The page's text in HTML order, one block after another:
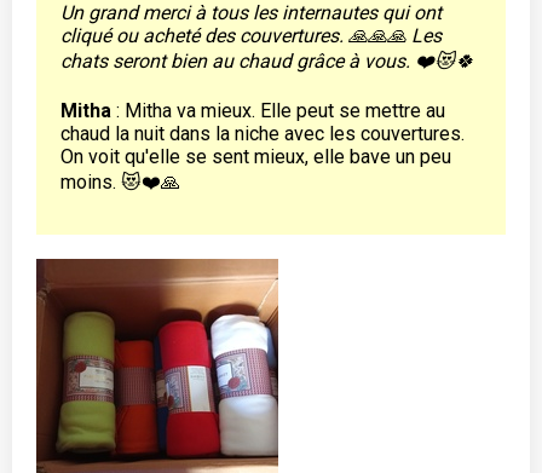
Un grand merci à tous les internautes qui ont
cliqué ou acheté des couvertures. 🙏🙏🙏 Les
chats seront bien au chaud grâce à vous. ❤️😻🍀
Mitha : Mitha va mieux. Elle peut se mettre au
chaud la nuit dans la niche avec les couvertures.
On voit qu'elle se sent mieux, elle bave un peu
moins. 😻❤️🙏